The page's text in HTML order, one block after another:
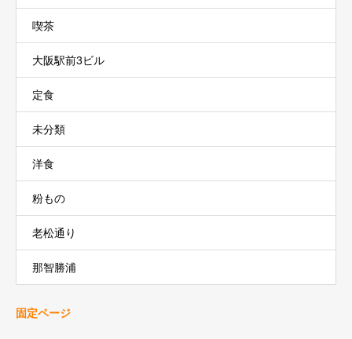
喫茶
大阪駅前3ビル
定食
未分類
洋食
粉もの
老松通り
那智勝浦
固定ページ